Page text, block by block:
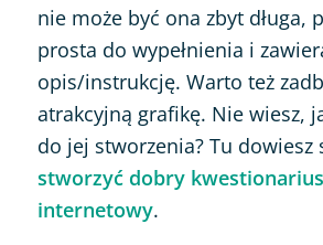
nie może być ona zbyt długa,
prosta do wypełnienia i
opis/instrukcję. Warto też
atrakcyjną grafikę. Nie wiesz,
do jej stworzenia? Tu dowiesz
stworzyć dobry
internetowy.